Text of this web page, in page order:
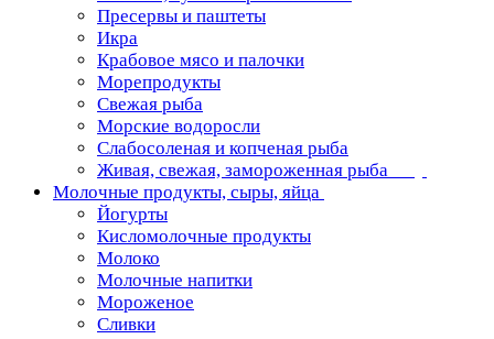
Пресервы и паштеты
Икра
Крабовое мясо и палочки
Морепродукты
Свежая рыба
Морские водоросли
Слабосоленая и копченая рыба
Живая, свежая, замороженная рыба
Молочные продукты, сыры, яйца
Йогурты
Кисломолочные продукты
Молоко
Молочные напитки
Мороженое
Сливки